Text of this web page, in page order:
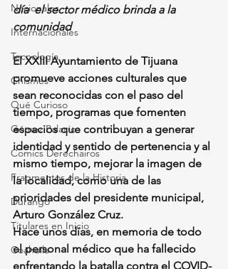
Nacionales
Internacionales
Tecnología
Chismes
Qué Curioso
Gómez Palacio
Comics Derechairos
Fragmentos de la Historia
Durango
Titulares en Inicio
Coahuila
día  el sector médico brinda a la
comunidad
El XXIII Ayuntamiento de Tijuana
promueve acciones culturales que
sean reconocidas con el paso del
tiempo, programas que fomenten
espacios que contribuyan a generar
identidad y sentido de pertenencia y al
mismo tiempo, mejorar la imagen de
la localidad, como una de las
prioridades del presidente municipal,
Arturo González Cruz.
Hace unos días, en memoria de todo
el personal médico que ha fallecido
enfrentando la batalla contra el COVID-